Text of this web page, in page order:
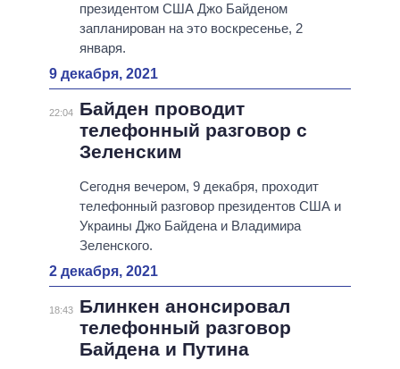
президентом США Джо Байденом
запланирован на это воскресенье, 2
января.
9 декабря, 2021
22:04
Байден проводит
телефонный разговор с
Зеленским
Сегодня вечером, 9 декабря, проходит
телефонный разговор президентов США и
Украины Джо Байдена и Владимира
Зеленского.
2 декабря, 2021
18:43
Блинкен анонсировал
телефонный разговор
Байдена и Путина